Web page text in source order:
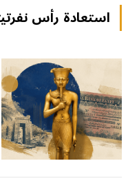
استعادة رأس